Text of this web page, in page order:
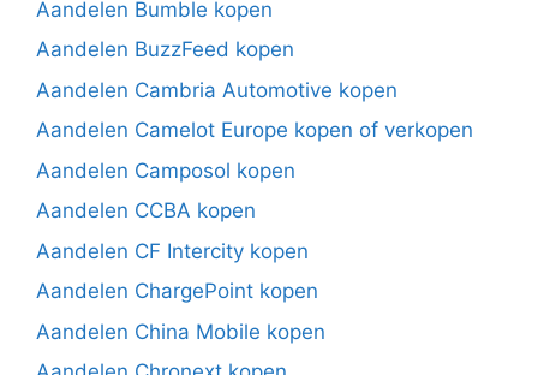
Aandelen Bumble kopen
Aandelen BuzzFeed kopen
Aandelen Cambria Automotive kopen
Aandelen Camelot Europe kopen of verkopen
Aandelen Camposol kopen
Aandelen CCBA kopen
Aandelen CF Intercity kopen
Aandelen ChargePoint kopen
Aandelen China Mobile kopen